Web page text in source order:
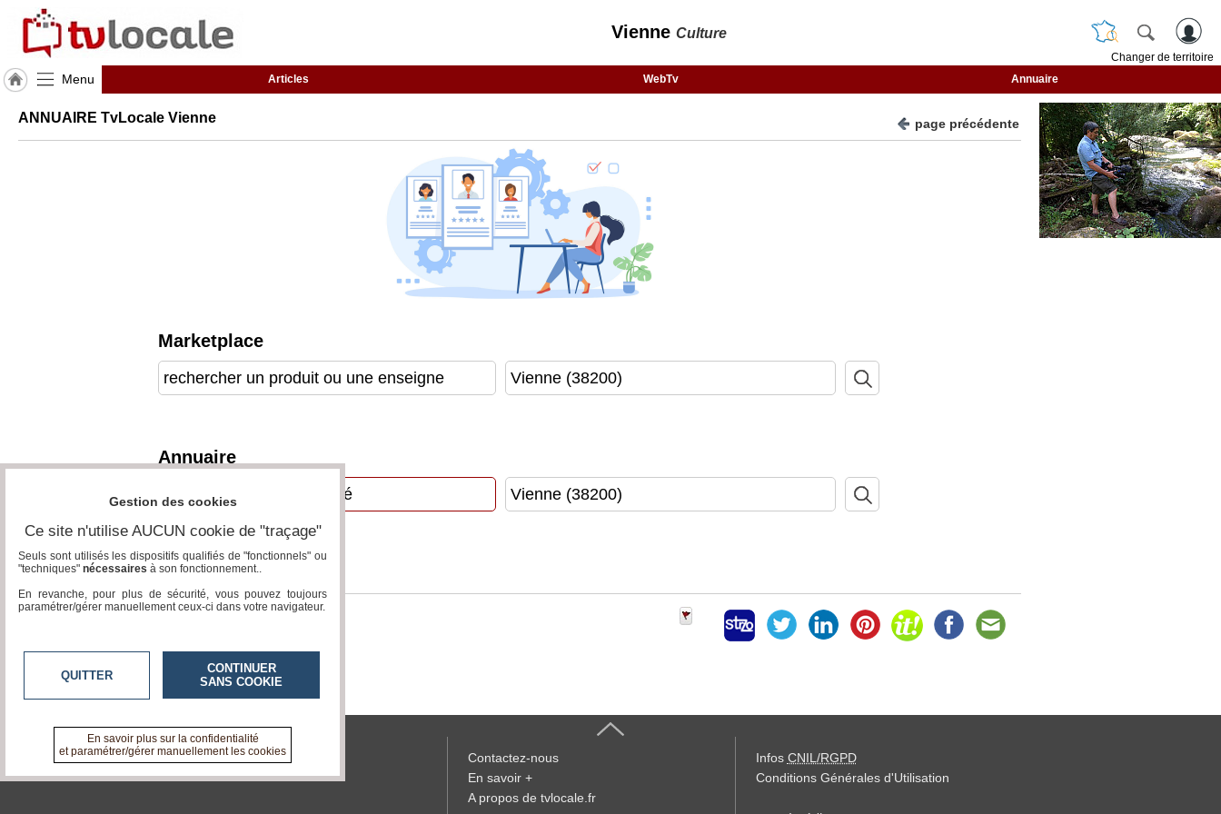
Vienne Culture
Changer de territoire
Menu Articles WebTv Annuaire
J'adhère
Médias
Blogs
Inscription
annuaire
pro
ANNUAIRE TvLocale Vienne page précédente
Marketplace
Annuaire
tvlocale.fr
Contactez-nous
En savoir +
A propos de tvlocale.fr
Infos CNIL/RGPD
Conditions Générales d'Utilisation
Gestion des cookies
Ce site n'utilise AUCUN cookie de "traçage"
Seuls sont utilisés les dispositifs qualifiés de "fonctionnels" ou
"techniques" nécessaires à son fonctionnement..
En revanche, pour plus de sécurité, vous pouvez toujours
paramétrer/gérer manuellement ceux-ci dans votre navigateur.
QUITTER
CONTINUER
SANS COOKIE
En savoir plus sur la confidentialité
et paramétrer/gérer manuellement les cookies